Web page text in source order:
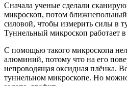
Сначала ученые сделали
микроскоп, потом
силовой, чтобы измерить силы в
Туннельный микроскоп работает
С помощью такого микроскопа
алюминий, потому что на его
непроводящая оксидная плёнка.
туннельном микроскопе. Но